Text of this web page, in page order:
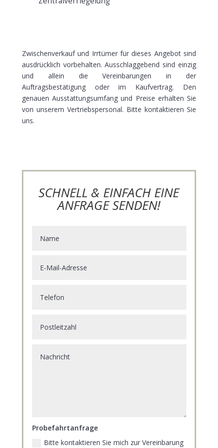
Zwischenverkauf und Irrtümer für dieses Angebot sind
ausdrücklich vorbehalten. Ausschlaggebend sind einzig
und allein die Vereinbarungen in der
Auftragsbestätigung oder im Kaufvertrag. Den
genauen Ausstattungsumfang und Preise erhalten Sie
von unserem Vertriebspersonal. Bitte kontaktieren Sie
uns.
SCHNELL & EINFACH EINE
ANFRAGE SENDEN!
Probefahrtanfrage
Bitte kontaktieren Sie mich zur Vereinbarung